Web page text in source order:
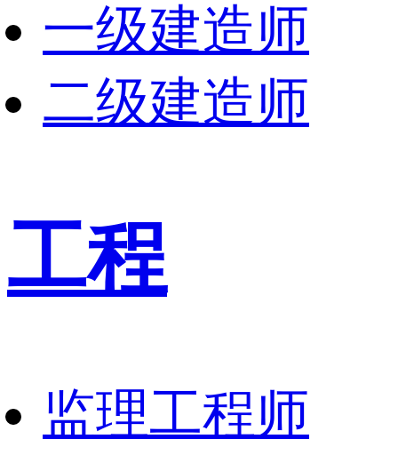
一级建造师
二级建造师
工程
监理工程师